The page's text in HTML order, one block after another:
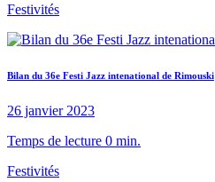
Festivités
Bilan du 36e Festi Jazz intenational de Rimouski
26 janvier 2023
Temps de lecture 0 min.
Festivités